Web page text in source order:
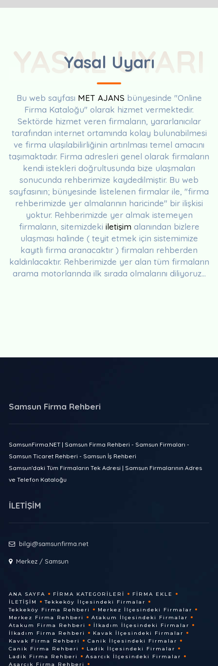
Yasal Uyarı
YASAL UYARI
Bu web sayfası MET AJANS bünyesinde "Online
Firma Kataloğu" olarak hizmet vermektedir.
Sektörde hizmet veren firmaların, yararlanıcılar
tarafından internet ortamında kolay bulunabilmesi
ve firma ulaşılabilirliğinin artırılması temel amacını
taşımaktadır. Firma adresleri genel olarak firmaların
kendi istekleri doğrultusunda bize ulaşmaları
sonucunda rehberimize kaydedilmiştir. Bu web
sayfasının; bünyesinde listelenen firmalar ile, "firma
rehberimizde yer almalarının haricinde" bir ilişkisi
yoktur. Rehberimizde yer almak istemeyen
firmaların, sitemizdeki iletişim alanından bizlere
ulaşması halinde ( teyit etmek için sistemimize
kayıtlı firma aranacaktır ) firmaları rehberden
kaldırılacaktır. Rehberimizde yer alan tüm firmaların
arama motorlarında ilk sırada olmalarını diliyoruz...
Samsun Firma Rehberi
SamsunFirma.NET | Samsun Firma Rehberi - Samsun Firmaları -
Samsun Ticaret Rehberi - Samsun İş Rehberi
Samsun'daki Tüm Firmaların Tek Adresi | Samsun Firmalarının Adres
ve Telefon Kataloğu
İLETİŞİM
bilgi@samsunfirma.net
Merkez / Samsun
ANA SAYFA FIRMA KATEGORILERI
FIRMA EKLE
İLETIŞIM
Tekkeköy İlçesindeki Firmalar
Tekkeköy Firma Rehberi
Merkez İlçesindeki Firmalar
Merkez Firma Rehberi
Atakum İlçesindeki Firmalar
Atakum Firma Rehberi
İlkadım İlçesindeki Firmalar
İlkadım Firma Rehberi
Kavak İlçesindeki Firmalar
Kavak Firma Rehberi
Canik İlçesindeki Firmalar
Canik Firma Rehberi
Ladik İlçesindeki Firmalar
Ladik Firma Rehberi
Asarcık İlçesindeki Firmalar
Asarcık Firma Rehberi